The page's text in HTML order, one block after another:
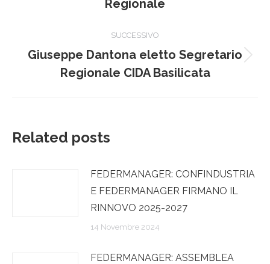
Regionale
SUCCESSIVO
Prossimo
post:
Giuseppe Dantona eletto Segretario
Regionale CIDA Basilicata
Related posts
FEDERMANAGER: CONFINDUSTRIA
E FEDERMANAGER FIRMANO IL
RINNOVO 2025-2027
14 Novembre 2024
FEDERMANAGER: ASSEMBLEA